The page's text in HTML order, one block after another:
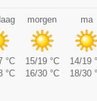
morgen ma
°C 15/19 °C 14/19
°C 16/30 °C 18/30